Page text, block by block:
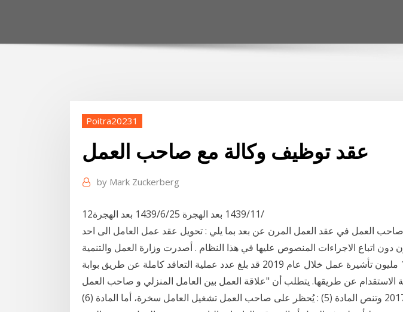
Poitra20231
عقد توظيف وكالة مع صاحب العمل
by Mark Zuckerberg
12‏‏/11‏‏/1439 بعد الهجرة 25‏‏/6‏‏/1439 بعد الهجرة
يلتزم صاحب العمل في عقد العمل المرن عن بعد بما يلي : تحويل عقد عمل العامل الى احد
اتباع الاجراءات المنصوص عليها في هذا النظام . أصدرت وزارة العمل والتنمية
الاجتماعية نحو 1.3 مليون تأشيرة عمل خلال عام 2019 قد بلغ عدد عملية التعاقد كاملة عن طريق بوابة
الاستقدام عن طريقها. يتطلب أن "علاقة العمل بين العامل المنزلي و صاحب العمل
يجب أ 9 آذار (مارس) 2017 وتنص المادة (5) : يُحظر على صاحب العمل تشغيل العامل سخرة، أما المادة (6)